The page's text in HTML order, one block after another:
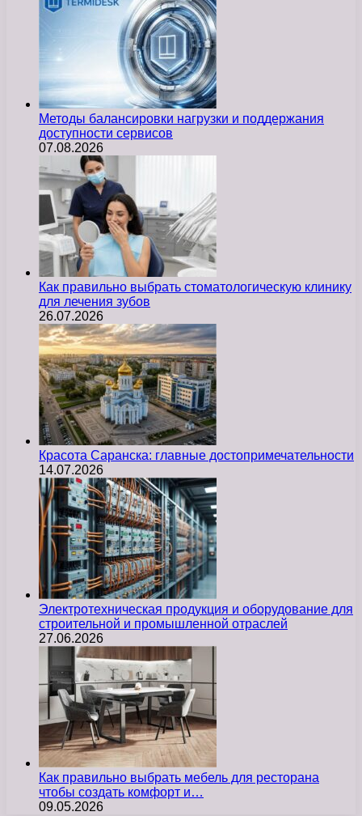
Методы балансировки нагрузки и поддержания
доступности сервисов
07.08.2026
Как правильно выбрать стоматологическую клинику
для лечения зубов
26.07.2026
Красота Саранска: главные достопримечательности
14.07.2026
Электротехническая продукция и оборудование для
строительной и промышленной отраслей
27.06.2026
Как правильно выбрать мебель для ресторана
чтобы создать комфорт и…
09.05.2026